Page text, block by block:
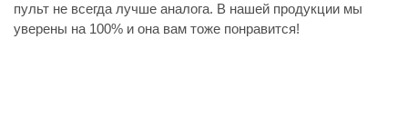
пульт не всегда лучше аналога. В нашей продукции мы
уверены на 100% и она вам тоже понравится!